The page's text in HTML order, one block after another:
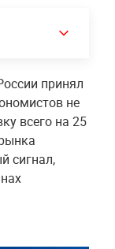
принял
не
всего на 25
сигнал,